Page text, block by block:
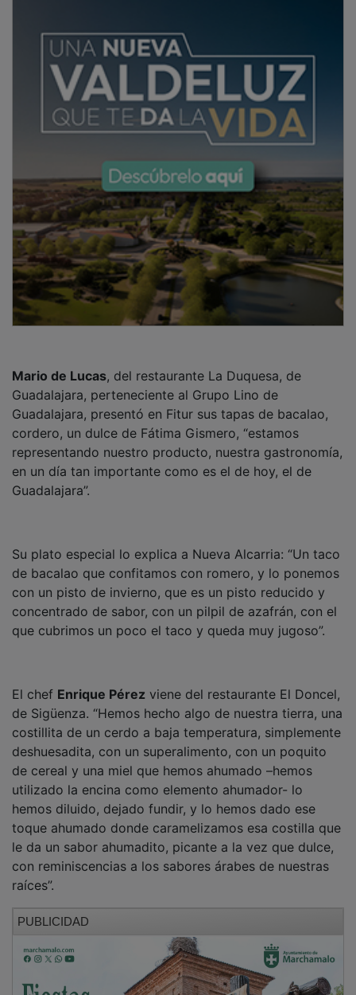
Guadalajara, perteneciente al Grupo Lino de
Guadalajara, presentó en Fitur sus tapas de bacalao,
cordero, un dulce de Fátima Gismero, “estamos
representando nuestro producto, nuestra gastronomía,
en un día tan importante como es el de hoy, el de
Guadalajara”.
de bacalao que confitamos con romero, y lo ponemos
con un pisto de invierno, que es un pisto reducido y
concentrado de sabor, con un pilpil de azafrán, con el
que cubrimos un poco el taco y queda muy jugoso”.
de Sigüenza. “Hemos hecho algo de nuestra tierra, una
costillita de un cerdo a baja temperatura, simplemente
deshuesadita, con un superalimento, con un poquito
de cereal y una miel que hemos ahumado –hemos
utilizado la encina como elemento ahumador- lo
hemos diluido, dejado fundir, y lo hemos dado ese
toque ahumado donde caramelizamos esa costilla que
le da un sabor ahumadito, picante a la vez que dulce,
con reminiscencias a los sabores árabes de nuestras
raíces”.